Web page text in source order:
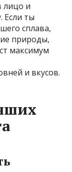
лицо и
Если ты
сплава,
природы,
максимум
и вкусов.